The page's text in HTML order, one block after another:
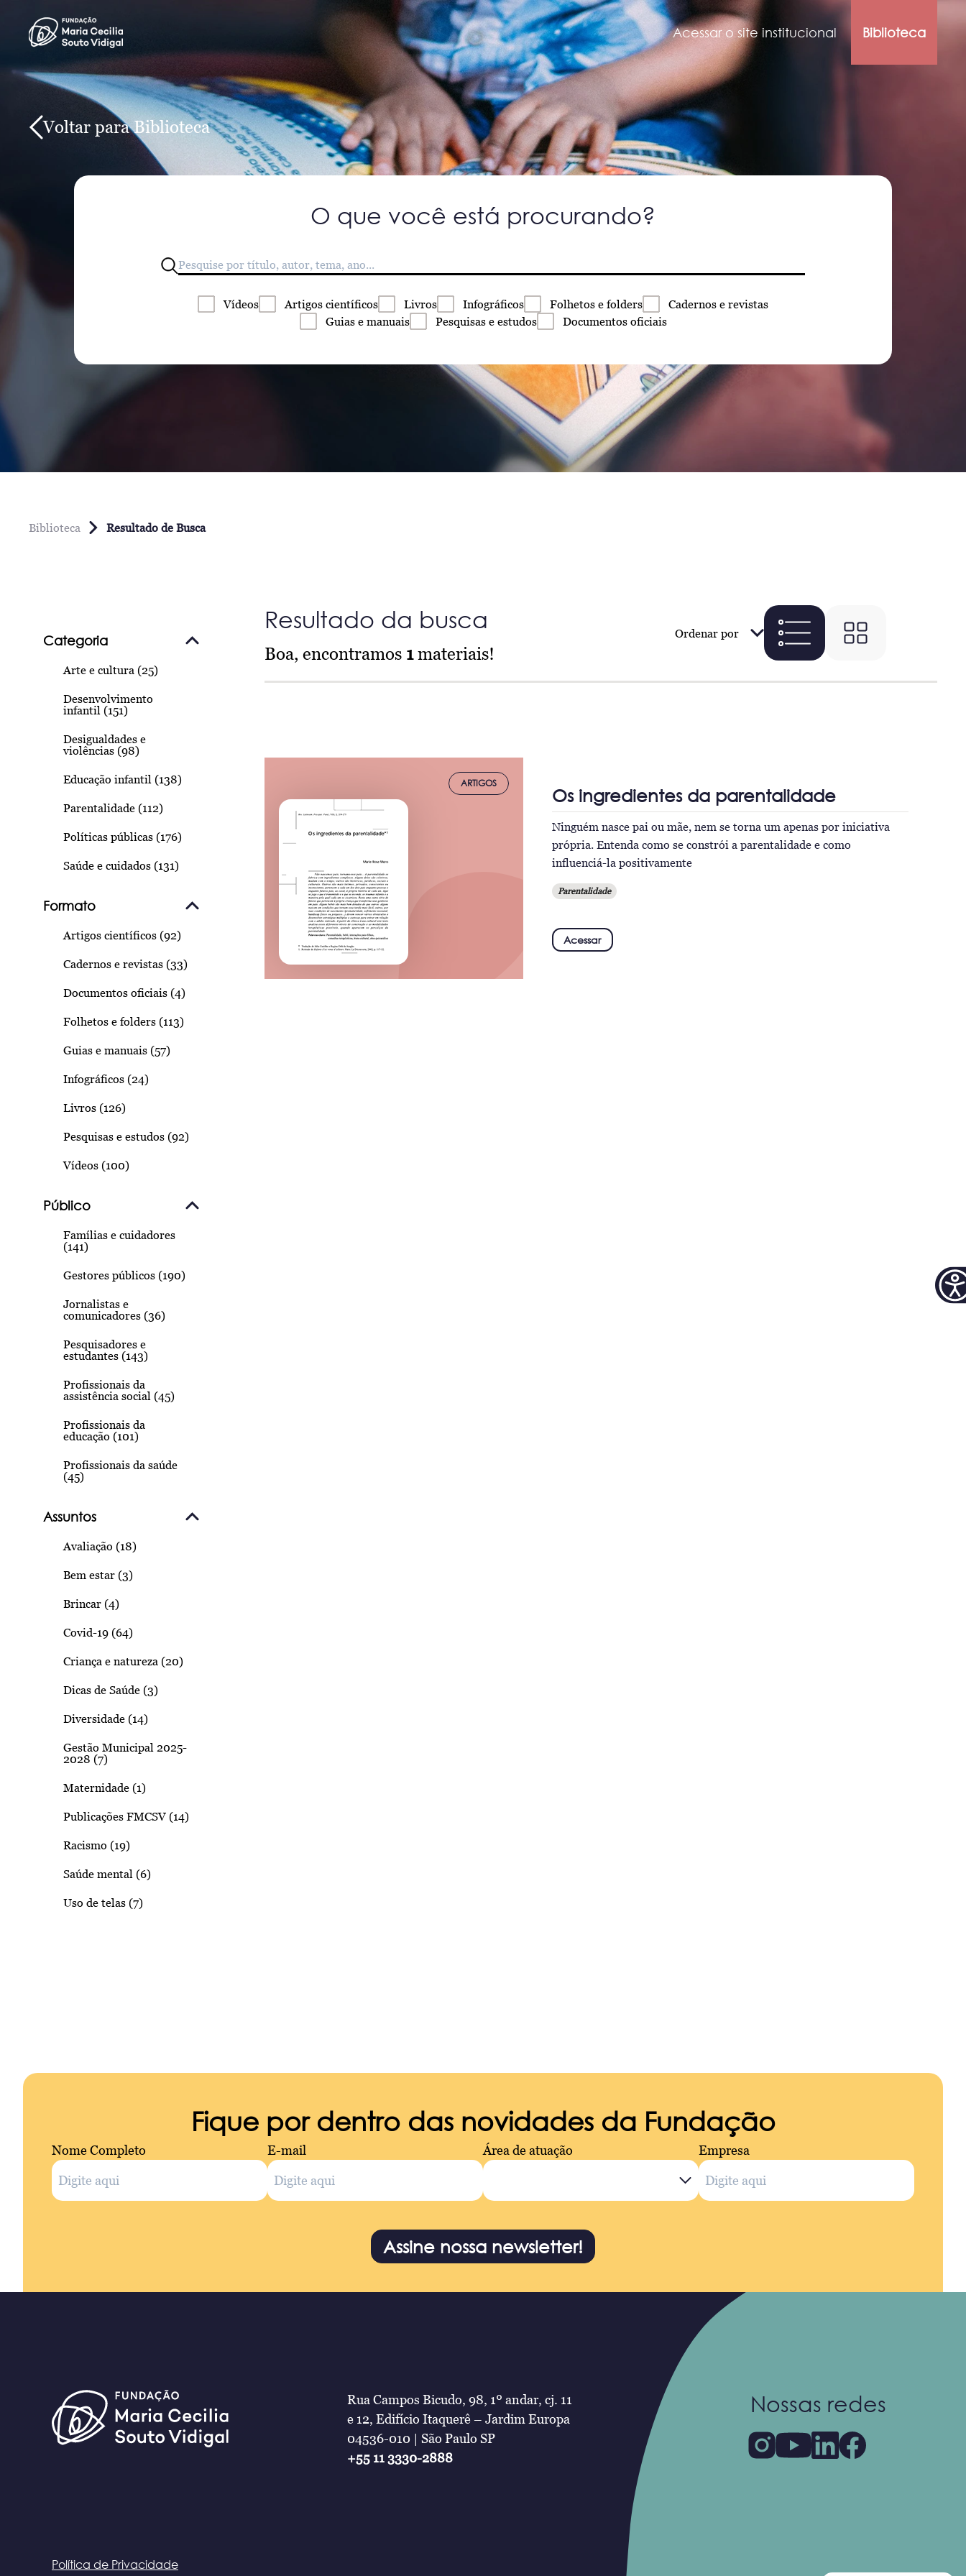
Acessar o site institucional Biblioteca
Voltar para Biblioteca
O que você está procurando?
Vídeos Artigos científicos Livros Infográficos Folhetos e folders Cadernos e revistas
Guias e manuais Pesquisas e estudos Documentos oficiais
Biblioteca Resultado de Busca
Categoria
Arte e cultura (25)
Desenvolvimento
infantil (151)
Desigualdades e
violências (98)
Educação infantil (138)
Parentalidade (112)
Políticas públicas (176)
Saúde e cuidados (131)
Formato
Artigos científicos (92)
Cadernos e revistas (33)
Documentos oficiais (4)
Folhetos e folders (113)
Guias e manuais (57)
Infográficos (24)
Livros (126)
Pesquisas e estudos (92)
Vídeos (100)
Público
Famílias e cuidadores
(141)
Gestores públicos (190)
Jornalistas e
comunicadores (36)
Pesquisadores e
estudantes (143)
Profissionais da
assistência social (45)
Profissionais da
educação (101)
Profissionais da saúde
(45)
Assuntos
Avaliação (18)
Bem estar (3)
Brincar (4)
Covid-19 (64)
Criança e natureza (20)
Dicas de Saúde (3)
Diversidade (14)
Gestão Municipal 2025-
2028 (7)
Maternidade (1)
Publicações FMCSV (14)
Racismo (19)
Saúde mental (6)
Uso de telas (7)
Resultado da busca
Boa, encontramos 1materiais!
Ordenar por
ARTIGOS
Os ingredientes da parentalidade
Ninguém nasce pai ou mãe, nem se torna um apenas por iniciativa
própria. Entenda como se constrói a parentalidade e como
influenciá-la positivamente
Parentalidade
Acessar
Fique por dentro das novidades da Fundação
Nome Completo E-mail Área de atuação Empresa
Assine nossa newsletter!
Rua Campos Bicudo, 98, 1º andar, cj. 11
e 12, Edifício Itaquerê – Jardim Europa
04536-010 | São Paulo SP
+55 11 3330-2888
Nossas redes
Política de Privacidade